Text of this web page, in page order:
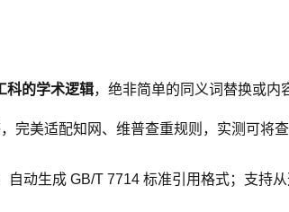
科的学术逻辑，绝非简单的同义词替换或内
完美适配知网、维普查重规则，实测可将
自动生成 GB/T 7714 标准引用格式；支持